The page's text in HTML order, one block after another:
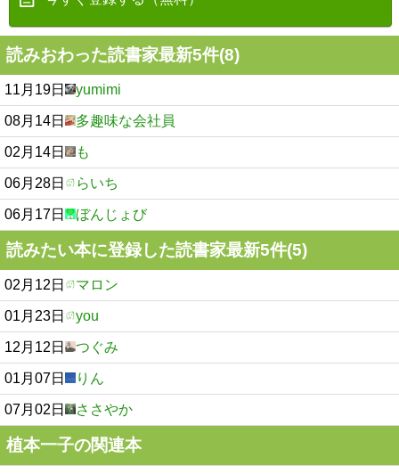
読みおわった読書家最新5件(8)
11月19日 yumimi
08月14日 多趣味な会社員
02月14日 も
06月28日 らいち
06月17日 ぼんじょび
読みたい本に登録した読書家最新5件(5)
02月12日 マロン
01月23日 you
12月12日 つぐみ
01月07日 りん
07月02日 ささやか
植本一子の関連本